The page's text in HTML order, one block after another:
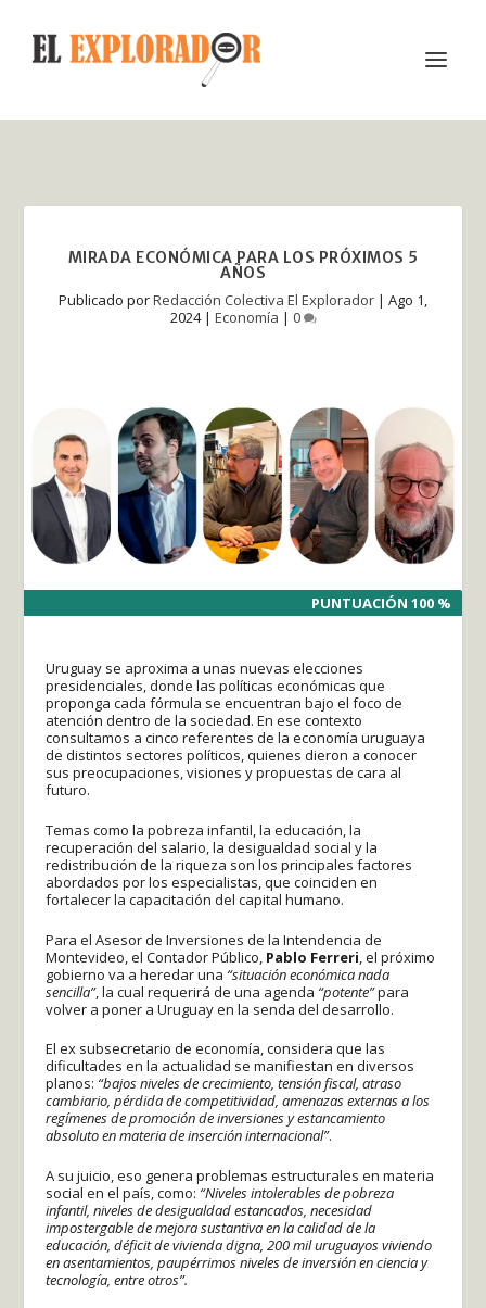
MIRADA ECONÓMICA PARA LOS PRÓXIMOS 5
AÑOS
Publicado porRedacción Colectiva El Explorador | Ago 1,
2024| Economía | 0
PUNTUACIÓN 100 %
PUNTUACIÓN 100 %
Uruguay se aproxima a unas nuevas elecciones
presidenciales, donde las políticas económicas que
proponga cada fórmula se encuentran bajo el foco de
atención dentro de la sociedad. En ese contexto
consultamos a cinco referentes de la economía uruguaya
de distintos sectores políticos, quienes dieron a conocer
sus preocupaciones, visiones y propuestas de cara al
futuro.
Temas como la pobreza infantil, la educación, la
recuperación del salario, la desigualdad social y la
redistribución de la riqueza son los principales factores
abordados por los especialistas, que coinciden en
fortalecer la capacitación del capital humano.
Para el Asesor de Inversiones de la Intendencia de
Montevideo, el Contador Público, Pablo Ferreri , el próximo
gobierno va a heredar una “situación económica nada
sencilla”, la cual requerirá de una agenda “potente”para
volver a poner a Uruguay en la senda del desarrollo.
El ex subsecretario de economía, considera que las
dificultades en la actualidad se manifiestan en diversos
planos: “bajos niveles de crecimiento, tensión fiscal, atraso
cambiario, pérdida de competitividad, amenazas externas a los
regímenes de promoción de inversiones y estancamiento
absoluto en materia de inserción internacional”.
A su juicio, eso genera problemas estructurales en materia
social en el país, como: “Niveles intolerables de pobreza
infantil, niveles de desigualdad estancados, necesidad
impostergable de mejora sustantiva en la calidad de la
educación, déficit de vivienda digna, 200 mil uruguayos viviendo
en asentamientos, paupérrimos niveles de inversión en ciencia y
tecnología, entre otros”.